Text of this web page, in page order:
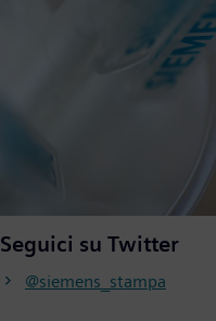
Seguici su Twitter
@siemens_stampa